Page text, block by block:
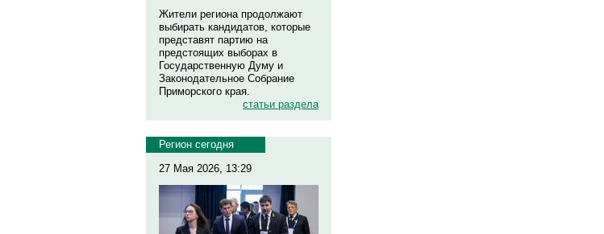
Жители региона продолжают
выбирать кандидатов, которые
представят партию на
предстоящих выборах в
Государственную Думу и
Законодательное Собрание
Приморского края.
статьи раздела
Регион сегодня
27 Мая 2026, 13:29